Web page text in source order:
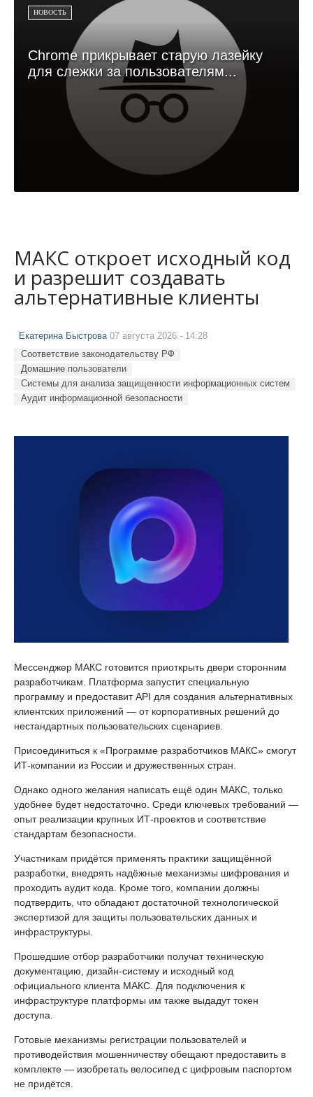
НОВОСТЬ
Chrome прикрывает старую лазейку
для слежки за пользователям...
МАКС откроет исходный код
и разрешит создавать
альтернативные клиенты
Екатерина Быстрова07 августа 2026 - 14:28
Соответствие законодательству РФ
Домашние пользователи
Системы для анализа защищенности информационных систем
Аудит информационной безопасности
Мессенджер МАКС готовится приоткрыть двери сторонним
разработчикам. Платформа запустит специальную
программу и предоставит API для создания альтернативных
клиентских приложений — от корпоративных решений до
нестандартных пользовательских сценариев.
Присоединиться к «Программе разработчиков МАКС» смогут
ИТ-компании из России и дружественных стран.
Однако одного желания написать ещё один МАКС, только
удобнее будет недостаточно. Среди ключевых требований —
опыт реализации крупных ИТ-проектов и соответствие
стандартам безопасности.
Участникам придётся применять практики защищённой
разработки, внедрять надёжные механизмы шифрования и
проходить аудит кода. Кроме того, компании должны
подтвердить, что обладают достаточной технологической
экспертизой для защиты пользовательских данных и
инфраструктуры.
Прошедшие отбор разработчики получат техническую
документацию, дизайн-систему и исходный код
официального клиента МАКС. Для подключения к
инфраструктуре платформы им также выдадут токен
доступа.
Готовые механизмы регистрации пользователей и
противодействия мошенничеству обещают предоставить в
комплекте — изобретать велосипед с цифровым паспортом
не придётся.